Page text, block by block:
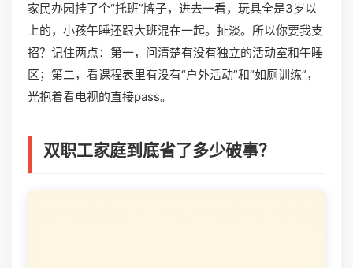
家民办园挂了个“托班”牌子，进去一看，玩具全是3岁以
上的，小孩午睡还跟大班混在一起。扯淡。所以你要我支
招？记住两点：第一，问清楚有没有独立的活动室和午睡
区；第二，看课程表里有没有“户外活动”和“如厕训练”，
光抱着看电视的直接pass。
双职工家庭到底省了多少破事？